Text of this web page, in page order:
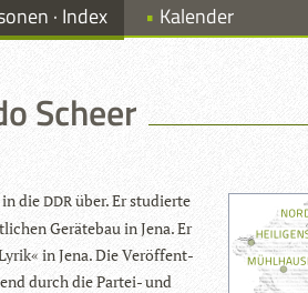
· Index Kalender
Scheer
in dieDDRüber. Er stu­dierte
Gerä­te­bau in Jena. Er
in Jena. Die Ver­öf­fent­
durch die Par­tei- und